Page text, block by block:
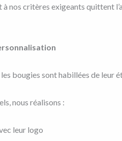
nos critères exigeants quittent
bougies sont habillées de leur
nous réalisons :
leur logo